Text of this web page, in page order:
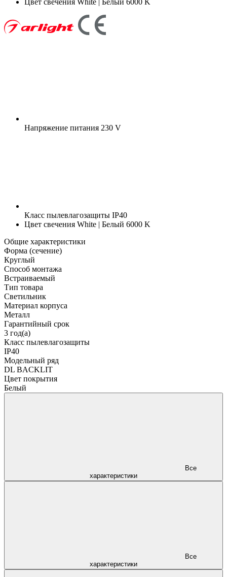
Напряжение питания 230 V
Класс пылевлагозащиты IP40
Цвет свечения White | Белый 6000 K
Общие характеристики
Форма (сечение)
Круглый
Способ монтажа
Встраиваемый
Тип товара
Светильник
Материал корпуса
Металл
Гарантийный срок
3 год(а)
Класс пылевлагозащиты
IP40
Модельный ряд
DL BACKLIT
Цвет покрытия
Белый
характеристики
характеристики